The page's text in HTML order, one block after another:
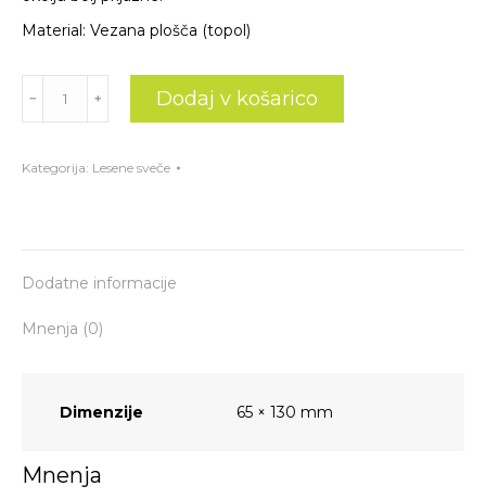
Material: Vezana plošča (topol)
sveče
﹣ ﹢ Dodaj v košarico
Kategorija: Lesene sveče
Dodatne informacije
Mnenja (0)
Dimenzije 65 × 130 mm
Mnenja